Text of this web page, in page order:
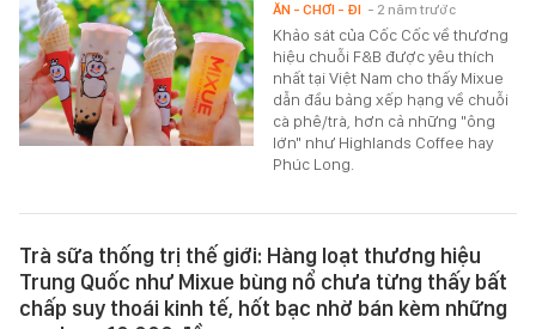
Khảo sát của Cốc Cốc về thương
hiệu chuỗi F&B được yêu thích
nhất tại Việt Nam cho thấy Mixue
dẫn đầu bảng xếp hạng về chuỗi
cà phê/trà, hơn cả những "ông
lớn" như Highlands Coffee hay
Phúc Long.
ĂN - CHƠI - ĐI - 2 năm trước
Trà sữa thống trị thế giới: Hàng loạt thương hiệu
Trung Quốc như Mixue bùng nổ chưa từng thấy bất
chấp suy thoái kinh tế, hốt bạc nhờ bán kèm những